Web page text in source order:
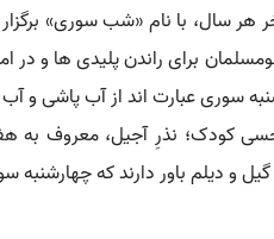
هر سال، با نام «شب سوری»
نومسلمان برای راندن پلیدی
سوری عبارت اند از آب پاشی
کودک؛ نذرِ آجیل، معروف به
و دیلم باور دارند که چهارشنبه